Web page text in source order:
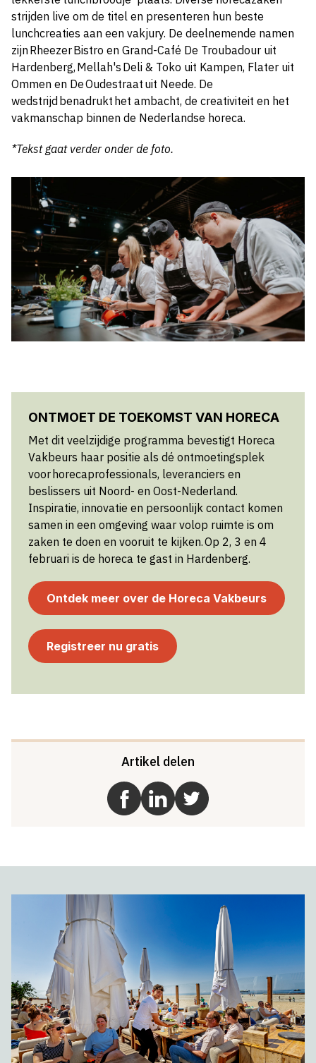
strijden live om de titel en presenteren hun beste
lunchcreaties aan een vakjury. De deelnemende namen
zijn Rheezer Bistro en Grand-Café De Troubadour uit
Hardenberg, Mellah's Deli & Toko uit Kampen, Flater uit
Ommen en De Oudestraat uit Neede. De
wedstrijd benadrukt het ambacht, de creativiteit en het
vakmanschap binnen de Nederlandse horeca.
*Tekst gaat verder onder de foto.
ONTMOET DE TOEKOMST VAN HORECA
Met dit veelzijdige programma bevestigt Horeca
Vakbeurs haar positie als dé ontmoetingsplek
voor horecaprofessionals, leveranciers en
beslissers uit Noord- en Oost-Nederland.
Inspiratie, innovatie en persoonlijk contact komen
samen in een omgeving waar volop ruimte is om
zaken te doen en vooruit te kijken. Op 2, 3 en 4
februari is de horeca te gast in Hardenberg.
Ontdek meer over de Horeca Vakbeurs
Registreer nu gratis
Artikel delen